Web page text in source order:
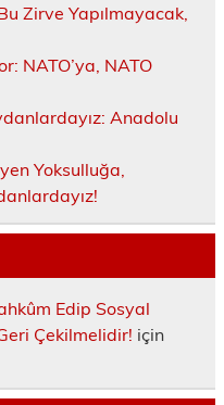
Zirve Yapılmayacak,
NATO’ya, NATO
Anadolu
Yoksulluğa,
Edip Sosyal
Çekilmelidir! için